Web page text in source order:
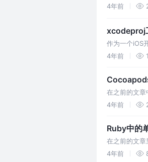
提升编译速
4年前
xcodeproj
作为一个iOS
式的角度来了
4年前
在之前的文
们先了解下
4年前
Ruby中的
在之前的文
例方法： 1，
4年前